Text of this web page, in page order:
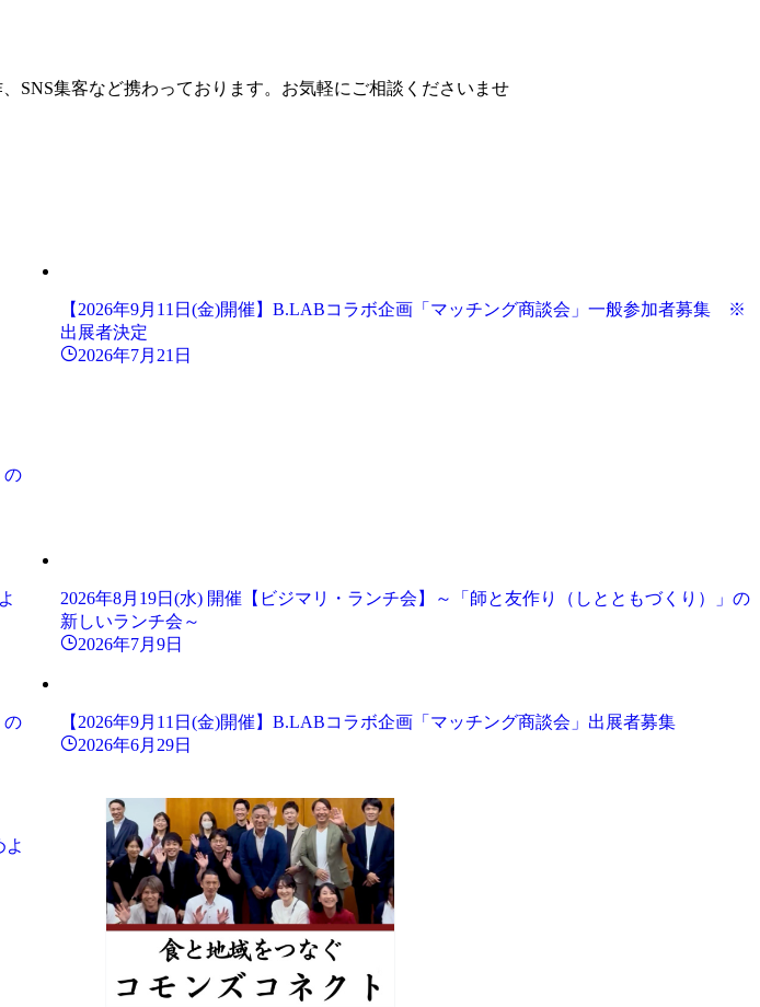
SNS集客など携わっております。お気軽にご相談くださいませ
の
【2026年9月11日(金)開催】B.LABコラボ企画「マッチング商談会」一般参加者募集 ※
出展者決定
2026年7月21日
2026年8月19日(水) 開催【ビジマリ・ランチ会】～「師と友作り（しとともづくり）」の
新しいランチ会～
2026年7月9日
の
【2026年9月11日(金)開催】B.LABコラボ企画「マッチング商談会」出展者募集
2026年6月29日
よ